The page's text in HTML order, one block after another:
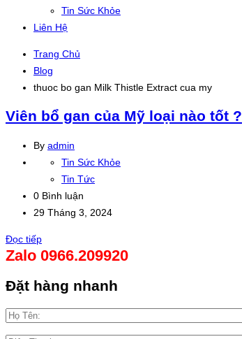
Tin Sức Khỏe
Liên Hệ
Trang Chủ
Blog
thuoc bo gan Milk Thistle Extract cua my
Viên bổ gan của Mỹ loại nào tốt ?
By admin
Tin Sức Khỏe
Tin Tức
0 Bình luận
29 Tháng 3, 2024
Đọc tiếp
Zalo 0966.209920
Đặt hàng nhanh